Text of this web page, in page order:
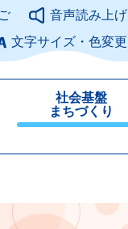
の本文へ音声読み上げ
文字サイズ・色変更
社会基盤
まちづくり
じ